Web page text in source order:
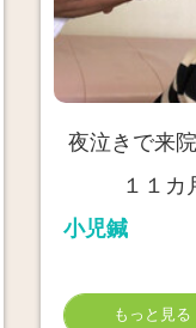
夜泣きで来
１１カ
小児鍼
もっと見る